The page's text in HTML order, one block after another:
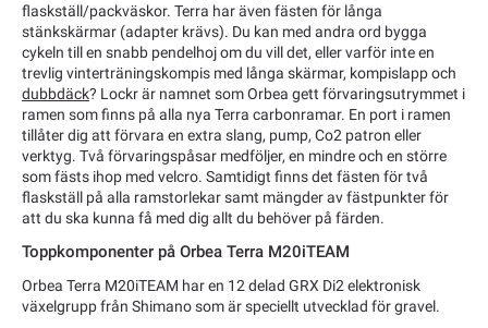
flaskställ/packväskor. Terra har även fästen för långa
stänkskärmar (adapter krävs). Du kan med andra ord bygga
cykeln till en snabb pendelhoj om du vill det, eller varför inte en
trevlig vinterträningskompis med långa skärmar, kompislapp och
dubbdäck? Lockr är namnet som Orbea gett förvaringsutrymmet i
ramen som finns på alla nya Terra carbonramar. En port i ramen
tillåter dig att förvara en extra slang, pump, Co2 patron eller
verktyg. Två förvaringspåsar medföljer, en mindre och en större
som fästs ihop med velcro. Samtidigt finns det fästen för två
flaskställ på alla ramstorlekar samt mängder av fästpunkter för
att du ska kunna få med dig allt du behöver på färden.
Toppkomponenter på Orbea Terra M20iTEAM
Orbea Terra M20iTEAM har en 12 delad GRX Di2 elektronisk
växelgrupp från Shimano som är speciellt utvecklad för gravel.